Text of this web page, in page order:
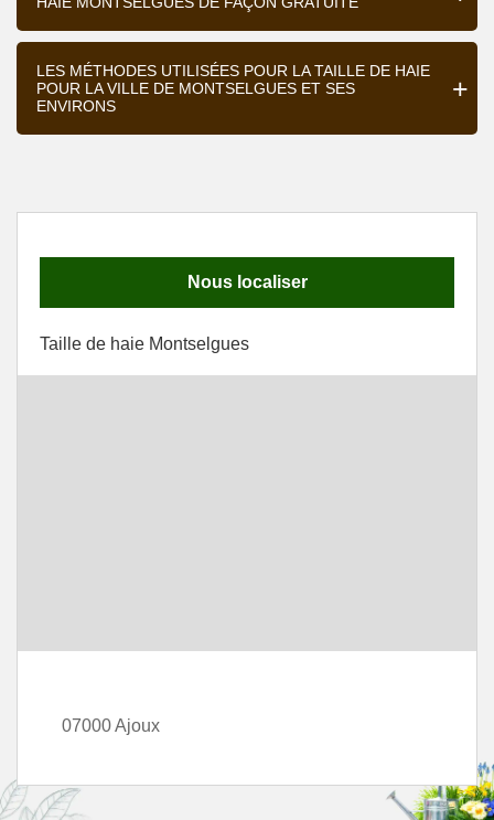
LES MÉTHODES UTILISÉES POUR LA TAILLE DE HAIE
POUR LA VILLE DE MONTSELGUES ET SES
ENVIRONS
Nous localiser
Taille de haie Montselgues
07000 Ajoux